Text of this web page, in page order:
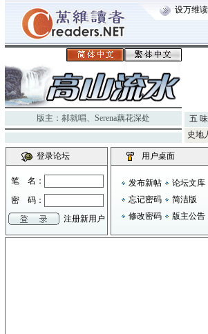
设万维
版主： 郝就唱、 Serena藕花深处 五
史地
登录论坛
笔 名：
密 码：
注册新用户
用户桌面
发布新帖
论坛文库
忘记密码
简洁版
修改密码
版主公告